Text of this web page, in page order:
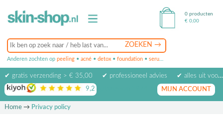
Anderen zochten op peeling • acné • detox • foundation • serum
0 producten
€ 0,00
✔ gratis verzending > € 35,00 ✔ professioneel advies
✔ alles uit voorraad leverbaar
9,2 op basis van beoordelingen
MIJN ACCOUNT
Home→ Privacy policy